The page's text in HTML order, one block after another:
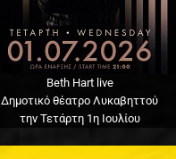
Beth Hart live
Δημοτικό θέατρο Λυκαβηττού
την Τετάρτη 1η Ιουλίου